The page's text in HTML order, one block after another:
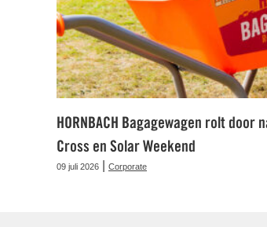
HORNBACH Bagagewagen rolt door
Cross en Solar Weekend
09 juli 2026 Corporate